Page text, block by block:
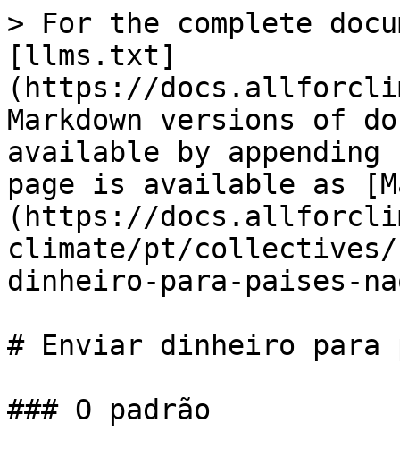
> For the complete
[llms.txt]
(https://
Markdown versions of
available by
page is available as
(https://
climate/pt/collectives/
dinheiro-para-paises-
# Enviar dinheiro para
### O padrão